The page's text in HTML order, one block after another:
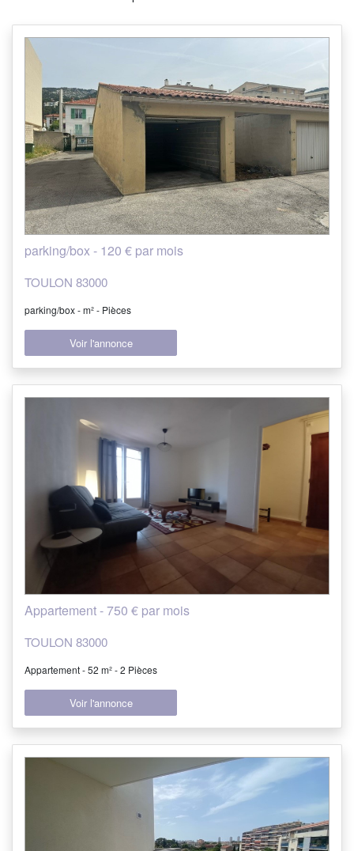
parking/box - 120 € par mois
TOULON 83000
parking/box - m² - Pièces
Voir l'annonce
Appartement - 750 € par mois
TOULON 83000
Appartement - 52 m² - 2 Pièces
Voir l'annonce